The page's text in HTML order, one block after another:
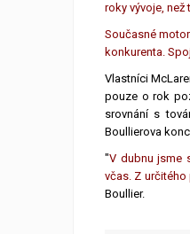
roky vývoje,
Současné
konkurenta.
Vlastníci
pouze o rok
srovnání s
Boullierova
"V dubnu jsme
včas. Z
Boullier.